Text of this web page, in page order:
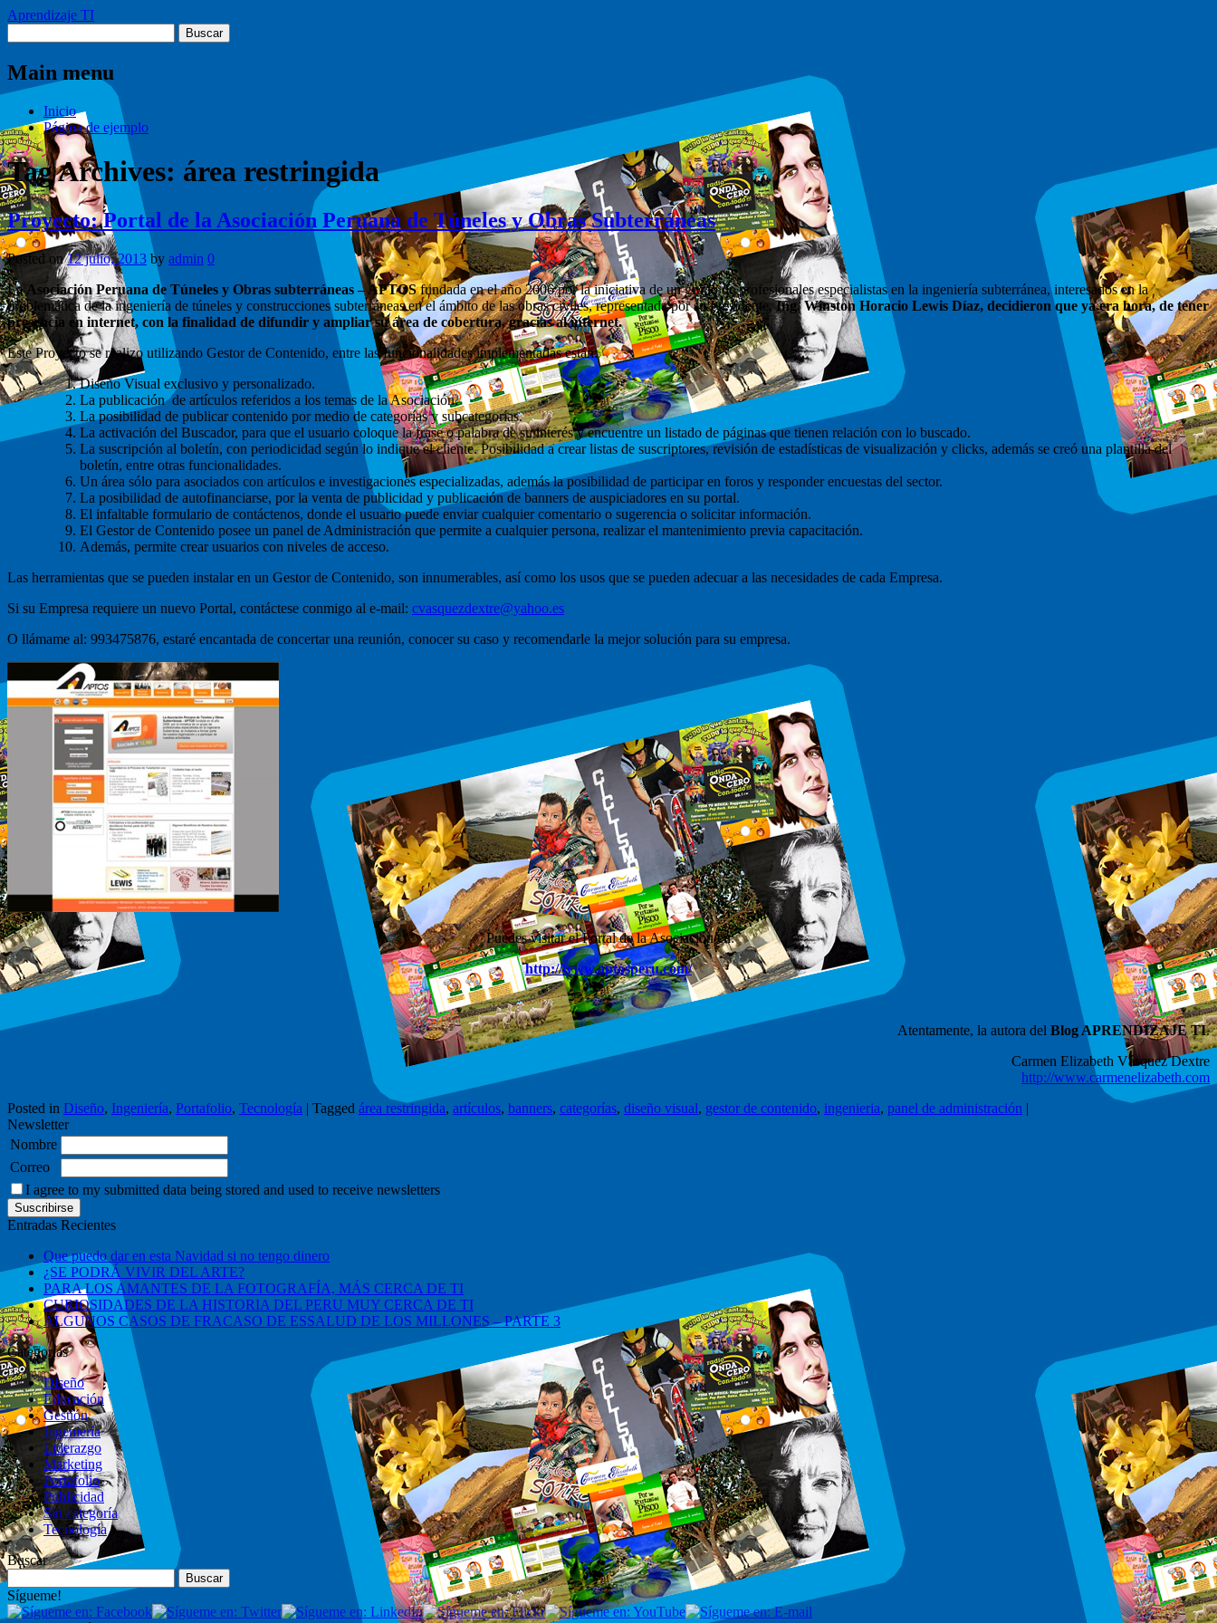
Aprendizaje TI
Main menu
Skip
to
content
Inicio
Página de ejemplo
Tag Archives: área restringida
Proyecto: Portal de la Asociación Peruana de Túneles y Obras Subterráneas
Posted on12 julio, 2013 by admin 0
LaAsociación Peruana de Túneles y Obras subterráneas – APTOSfundada en el año 2006 por la iniciativa de un grupo de profesionales especialistas en la ingeniería subterránea, interesados en la
problemática de la ingeniería de túneles y construcciones subterráneas en el ámbito de las obras civiles, representada por su Presidente, Ing. Winston Horacio Lewis Díaz, decidieron que ya era hora, de tener
presencia en internet, con la finalidad de difundir y ampliar su área de cobertura, gracias al internet.
Este Proyecto se realizo utilizando Gestor de Contenido, entre las funcionalidades implementadas están:
Diseño Visual exclusivo y personalizado.
La publicación de artículos referidos a los temas de la Asociación.
La posibilidad de publicar contenido por medio de categorías y subcategorías.
La activación del Buscador, para que el usuario coloque la frase o palabra de su interés y encuentre un listado de páginas que tienen relación con lo buscado.
La suscripción al boletín, con periodicidad según lo indique el cliente. Posibilidad a crear listas de suscriptores, revisión de estadísticas de visualización y clicks, además se creó una plantilla del
boletín, entre otras funcionalidades.
Un área sólo para asociados con artículos e investigaciones especializadas, además la posibilidad de participar en foros y responder encuestas del sector.
La posibilidad de autofinanciarse, por la venta de publicidad y publicación de banners de auspiciadores en su portal.
El infaltable formulario de contáctenos, donde el usuario puede enviar cualquier comentario o sugerencia o solicitar información.
El Gestor de Contenido posee un panel de Administración que permite a cualquier persona, realizar el mantenimiento previa capacitación.
Además, permite crear usuarios con niveles de acceso.
Las herramientas que se pueden instalar en un Gestor de Contenido, son innumerables, así como los usos que se pueden adecuar a las necesidades de cada Empresa.
Si su Empresa requiere un nuevo Portal, contáctese conmigo al e-mail: cvasquezdextre@yahoo.es
O llámame al: 993475876, estaré encantada de concertar una reunión, conocer su caso y recomendarle la mejor solución para su empresa.
Puedes visitar el Portal de la Asociación en:
http://www.aptosperu.com/
Atentamente, la autora del Blog APRENDIZAJE TI.
Carmen Elizabeth Vásquez Dextre
http://www.carmenelizabeth.com
Posted in Diseño, Ingeniería, Portafolio, Tecnología | Tagged área restringida, artículos, banners, categorías, diseño visual, gestor de contenido, ingenieria, panel de administración |
Newsletter
Nombre
Correo
I agree to my submitted data being stored and used to receive newsletters
Entradas Recientes
Que puedo dar en esta Navidad si no tengo dinero
¿SE PODRÁ VIVIR DEL ARTE?
PARA LOS AMANTES DE LA FOTOGRAFÍA, MÁS CERCA DE TI
CURIOSIDADES DE LA HISTORIA DEL PERU MUY CERCA DE TI
ALGUNOS CASOS DE FRACASO DE ESSALUD DE LOS MILLONES – PARTE 3
Categorías
Diseño
Educación
Gestión
Ingeniería
Liderazgo
Marketing
Portafolio
Publicidad
Sin categoría
Tecnología
Buscar
Buscar:
Sígueme!